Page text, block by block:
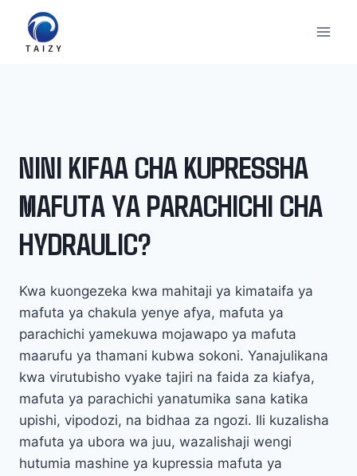
content
NINI KIFAA CHA KUPRESSHA
MAFUTA YA PARACHICHI CHA
HYDRAULIC?
Kwa kuongezeka kwa mahitaji ya kimataifa ya
mafuta ya chakula yenye afya, mafuta ya
parachichi yamekuwa mojawapo ya mafuta
maarufu ya thamani kubwa sokoni. Yanajulikana
kwa virutubisho vyake tajiri na faida za kiafya,
mafuta ya parachichi yanatumika sana katika
upishi, vipodozi, na bidhaa za ngozi. Ili kuzalisha
mafuta ya ubora wa juu, wazalishaji wengi
hutumia mashine ya kupressia mafuta ya